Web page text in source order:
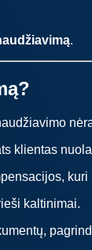
.
klientas
kaltinimai.